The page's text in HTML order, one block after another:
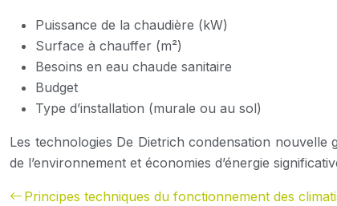
Puissance de la chaudière (kW)
Surface à chauffer (m²)
Besoins en eau chaude sanitaire
Budget
Type d’installation (murale ou au sol)
Les technologies De Dietrich condensation
de l’environnement et économies d’énergie
Principes techniques du fonctionnement des